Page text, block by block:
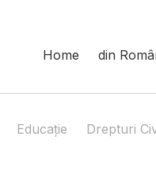
Home din
Educație Drepturi